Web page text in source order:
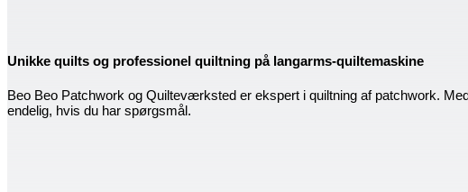
Unikke quilts og professionel quiltning på langarms-quiltemaskine
Beo Beo Patchwork og Quilteværksted er ekspert i quiltning af patchwork.
endelig, hvis du har spørgsmål.